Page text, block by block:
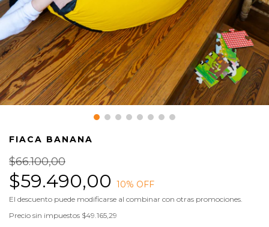
FIACA BANANA
$66.100,00
$59.490,00 10% OFF
El descuento puede modificarse al combinar con otras promociones.
Precio sin impuestos $49.165,29